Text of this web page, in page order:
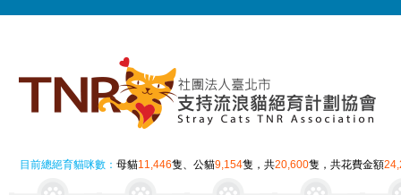
目前總絕育貓咪數：母貓11,446隻、公貓9,154隻，共20,600隻，共花費金額